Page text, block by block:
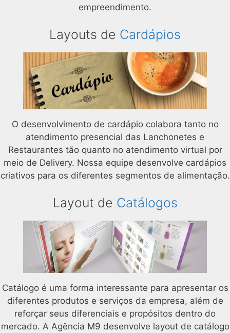
empreendimento.
Layouts de Cardápios
O desenvolvimento de cardápio colabora tanto no
atendimento presencial das Lanchonetes e
Restaurantes tão quanto no atendimento virtual por
meio de Delivery. Nossa equipe desenvolve cardápios
criativos para os diferentes segmentos de alimentação.
Layout de Catálogos
Catálogo é uma forma interessante para apresentar os
diferentes produtos e serviços da empresa, além de
reforçar seus diferenciais e propósitos dentro do
mercado. A Agência M9 desenvolve layout de catálogo